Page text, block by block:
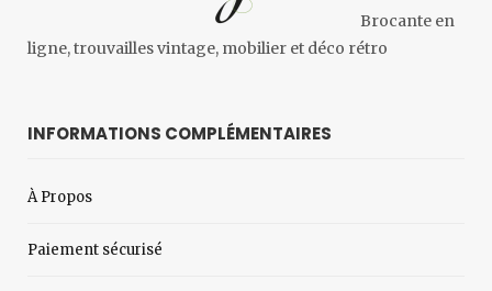
Brocante en
ligne, trouvailles vintage, mobilier et déco rétro
INFORMATIONS COMPLÉMENTAIRES
À Propos
Paiement sécurisé